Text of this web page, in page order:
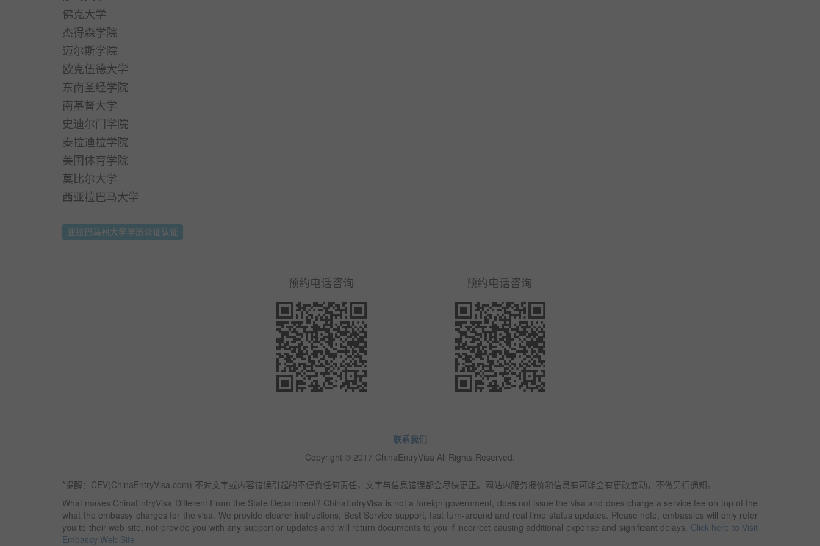
佛克大学
杰得森学院
迈尔斯学院
欧克伍德大学
东南圣经学院
南基督大学
史迪尔门学院
泰拉迪拉学院
美国体育学院
莫比尔大学
西亚拉巴马大学
亚拉巴马州大学学历公证认证
预约电话咨询 预约电话咨询
联系我们
Copyright © 2017 ChinaEntryVisa All Rights Reserved.
*提醒：CEV(ChinaEntryVisa.com) 不对文字或内容错误引起的不便负任何责任，文字与信息错误都会尽快更正。网站内服务报价和信息有可能会有更改变动，不做另行通知。
What makes ChinaEntryVisa Different From the State Department? ChinaEntryVisa is not a foreign government, does not issue the visa and does charge a service fee on top of the
what the embassy charges for the visa. We provide clearer instructions, Best Service support, fast turn-around and real time status updates. Please note, embassies will only refer
you to their web site, not provide you with any support or updates and will return documents to you if incorrect causing additional expense and significant delays. Click here to Visit
Embassy Web Site